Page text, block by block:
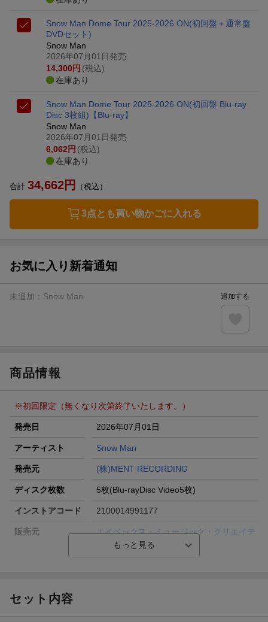
Snow Man Dome Tour 2025-2026 ON(初回盤＋通常盤
DVDセット)
Snow Man
2026年07月01日発売
14,300円 (税込)
在庫あり
Snow Man Dome Tour 2025-2026 ON(初回盤 Blu-ray
Disc 3枚組)【Blu-ray】
Snow Man
2026年07月01日発売
6,062 円 (税込)
在庫あり
合計 34,662円 （税込）
3点とも買い物かごに入れる
お気に入り新着通知
未追加： Snow Man 追加する
商品情報
※初回限定（無くなり次第終了いたします。）
発売日 2026年07月01日
アーティスト Snow Man
発売元 (株)MENT RECORDING
ディスク枚数 5枚(Blu-rayDisc Video5枚)
インストアコード 2100014991177
販売元
エイベックス・ミュージック・クリエイテ
ィヴ(株)
セット内容